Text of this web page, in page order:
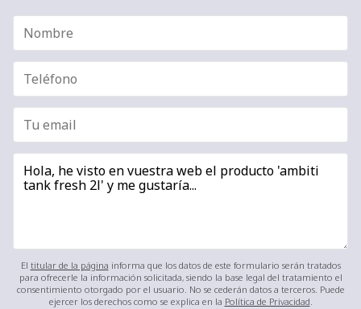
El titular de la página informa que los datos de este formulario serán tratados
para ofrecerle la información solicitada, siendo la base legal del tratamiento el
consentimiento otorgado por el usuario. No se cederán datos a terceros. Puede
ejercer los derechos como se explica en la Política de Privacidad.